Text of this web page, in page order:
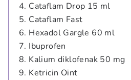
4. Cataflam Drop 15 ml
5. Cataflam Fast
6. Hexadol Gargle 60 ml
7. Ibuprofen
8. Kalium diklofenak 50 mg
9. Ketricin Oint